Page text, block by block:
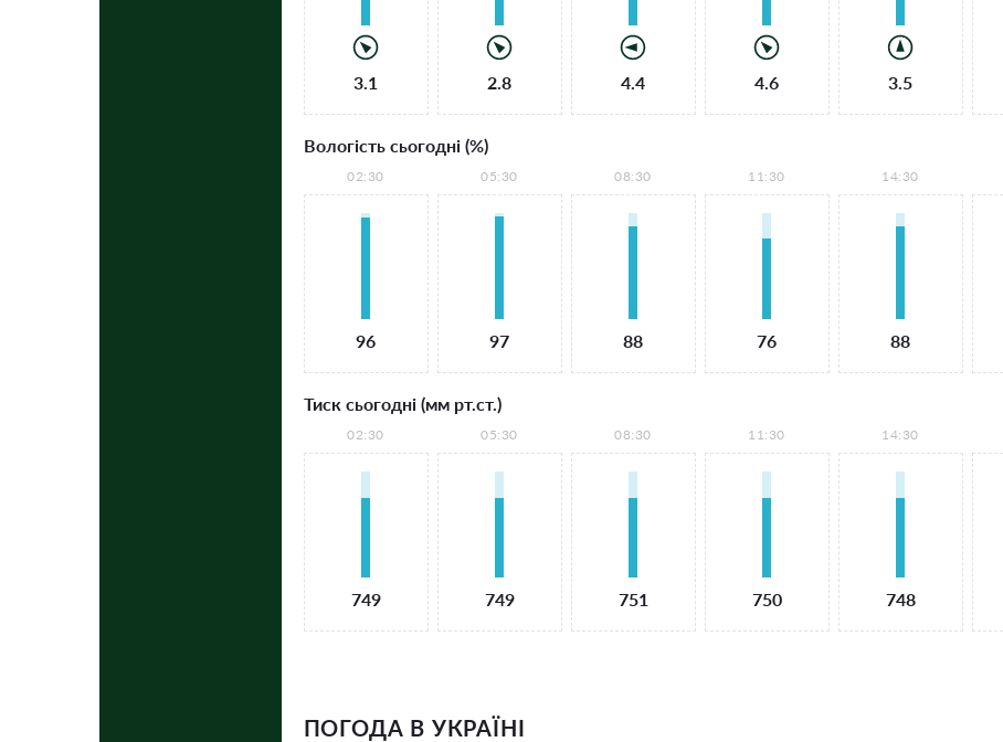
3.1 2.8 4.4 4.6 3.5
Вологість сьогодні (%)
02:30
96
05:30
97
08:30
88
11:30
76
14:30
88
Тиск сьогодні (мм рт.ст.)
02:30
749
05:30
749
08:30
751
11:30
750
14:30
748
ПОГОДА В УКРАЇНІ